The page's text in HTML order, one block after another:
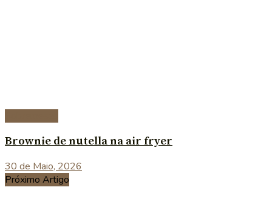
Brownie de nutella na air fryer
30 de Maio, 2026
Próximo Artigo